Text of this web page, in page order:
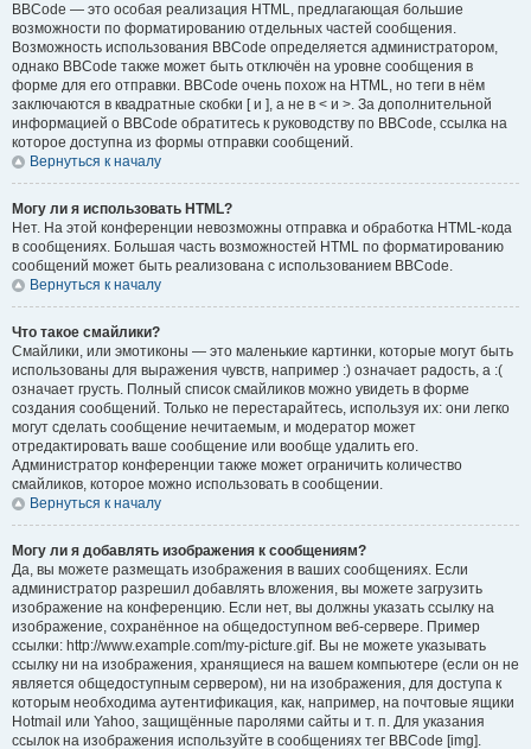
BBCode — это особая реализация HTML, предлагающая большие
возможности по форматированию отдельных частей сообщения.
Возможность использования BBCode определяется администратором,
однако BBCode также может быть отключён на уровне сообщения в
форме для его отправки. BBCode очень похож на HTML, но теги в нём
заключаются в квадратные скобки [ и ], а не в < и >. За дополнительной
информацией о BBCode обратитесь к руководству по BBCode, ссылка на
которое доступна из формы отправки сообщений.
Вернуться к началу
Могу ли я использовать HTML?
Нет. На этой конференции невозможны отправка и обработка HTML-кода
в сообщениях. Большая часть возможностей HTML по форматированию
сообщений может быть реализована с использованием BBCode.
Вернуться к началу
Что такое смайлики?
Смайлики, или эмотиконы — это маленькие картинки, которые могут быть
использованы для выражения чувств, например :) означает радость, а :(
означает грусть. Полный список смайликов можно увидеть в форме
создания сообщений. Только не перестарайтесь, используя их: они легко
могут сделать сообщение нечитаемым, и модератор может
отредактировать ваше сообщение или вообще удалить его.
Администратор конференции также может ограничить количество
смайликов, которое можно использовать в сообщении.
Вернуться к началу
Могу ли я добавлять изображения к сообщениям?
Да, вы можете размещать изображения в ваших сообщениях. Если
администратор разрешил добавлять вложения, вы можете загрузить
изображение на конференцию. Если нет, вы должны указать ссылку на
изображение, сохранённое на общедоступном веб-сервере. Пример
ссылки: http://www.example.com/my-picture.gif. Вы не можете указывать
ссылку ни на изображения, хранящиеся на вашем компьютере (если он не
является общедоступным сервером), ни на изображения, для доступа к
которым необходима аутентификация, как, например, на почтовые ящики
Hotmail или Yahoo, защищённые паролями сайты и т. п. Для указания
ссылок на изображения используйте в сообщениях тег BBCode [img].